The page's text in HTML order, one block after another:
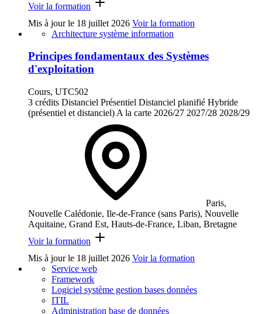
Voir la formation
Mis à jour le 18 juillet 2026 Voir la formation
Architecture système information
Principes fondamentaux des Systèmes
d'exploitation
Cours, UTC502
3 crédits Distanciel Présentiel Distanciel planifié Hybride
(présentiel et distanciel) A la carte 2026/27 2027/28 2028/29
Paris,
Nouvelle Calédonie, Ile-de-France (sans Paris), Nouvelle
Aquitaine, Grand Est, Hauts-de-France, Liban, Bretagne
Voir la formation
Mis à jour le 18 juillet 2026 Voir la formation
Service web
Framework
Logiciel système gestion bases données
ITIL
Administration base de données